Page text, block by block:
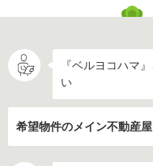
『ベルヨコハマ
い
希望物件のメイン不動産